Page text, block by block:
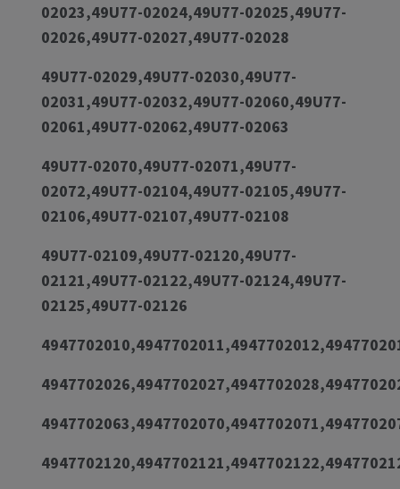
02023,49U77-02024,49U77-02025,49U77-
02026,49U77-02027,49U77-02028
49U77-02029,49U77-02030,49U77-
02031,49U77-02032,49U77-02060,49U77-
02061,49U77-02062,49U77-02063
49U77-02070,49U77-02071,49U77-
02072,49U77-02104,49U77-02105,49U77-
02106,49U77-02107,49U77-02108
49U77-02109,49U77-02120,49U77-
02121,49U77-02122,49U77-02124,49U77-
02125,49U77-02126